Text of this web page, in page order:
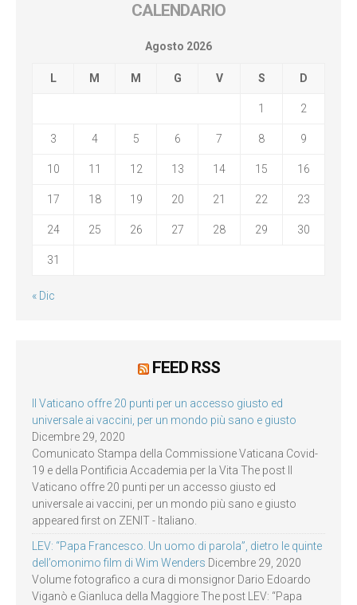
CALENDARIO
Agosto 2026
L M M G V S D
1 2
3 4 5 6 7 8 9
10 11 12 13 14 15 16
17 18 19 20 21 22 23
24 25 26 27 28 29 30
31
« Dic
FEED RSS
Il Vaticano offre 20 punti per un accesso giusto ed
universale ai vaccini, per un mondo più sano e giusto
Dicembre 29, 2020
Comunicato Stampa della Commissione Vaticana Covid-
19 e della Pontificia Accademia per la Vita The post Il
Vaticano offre 20 punti per un accesso giusto ed
universale ai vaccini, per un mondo più sano e giusto
appeared first on ZENIT - Italiano.
LEV: “Papa Francesco. Un uomo di parola”, dietro le quinte
dell’omonimo film di Wim Wenders Dicembre 29, 2020
Volume fotografico a cura di monsignor Dario Edoardo
Viganò e Gianluca della Maggiore The post LEV: “Papa